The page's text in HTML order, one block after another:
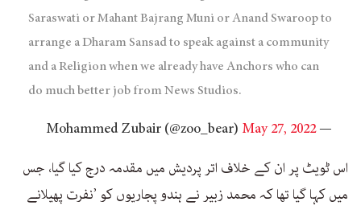
Saraswati or Mahant Bajrang Muni or Anand Swaroop to
arrange a Dharam Sansad to speak against a community
and a Religion when we already have Anchors who can
do much better job from News Studios.
— Mohammed Zubair (@zoo_bear)
May 27, 2022
اس ٹویٹ پر ان کے خلاف اتر پردیش میں مقدمہ درج کیا گیا، جس
میں کہا گیا تھا کہ محمد زبیر نے ہندو پجاریوں کو ’نفرت پھیلانے